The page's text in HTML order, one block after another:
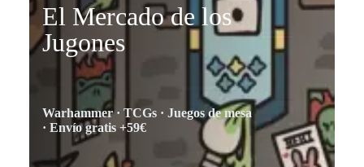
El Mercado de los
Jugones
Warhammer · TCGs · Juegos de mesa
· Envío gratis +59€